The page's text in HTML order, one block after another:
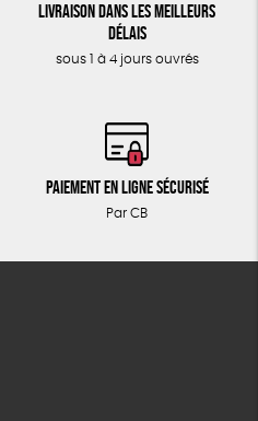
Livraison dans les meilleurs
délais
sous 1 à 4 jours ouvrés
Paiement en ligne sécurisé
Par CB